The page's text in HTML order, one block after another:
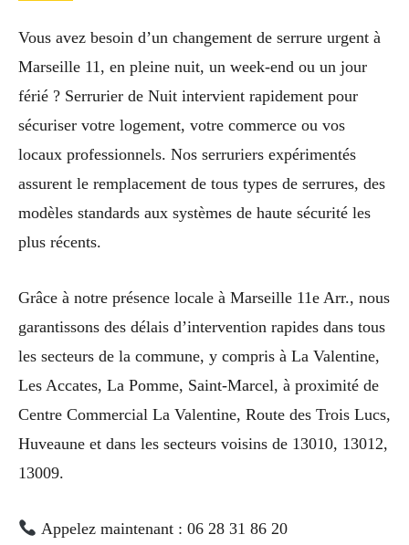
Vous avez besoin d’un changement de serrure urgent à
Marseille 11, en pleine nuit, un week-end ou un jour
férié ? Serrurier de Nuit intervient rapidement pour
sécuriser votre logement, votre commerce ou vos
locaux professionnels. Nos serruriers expérimentés
assurent le remplacement de tous types de serrures, des
modèles standards aux systèmes de haute sécurité les
plus récents.
Grâce à notre présence locale à Marseille 11e Arr., nous
garantissons des délais d’intervention rapides dans tous
les secteurs de la commune, y compris à La Valentine,
Les Accates, La Pomme, Saint-Marcel, à proximité de
Centre Commercial La Valentine, Route des Trois Lucs,
Huveaune et dans les secteurs voisins de 13010, 13012,
13009.
Appelez maintenant : 06 28 31 86 20